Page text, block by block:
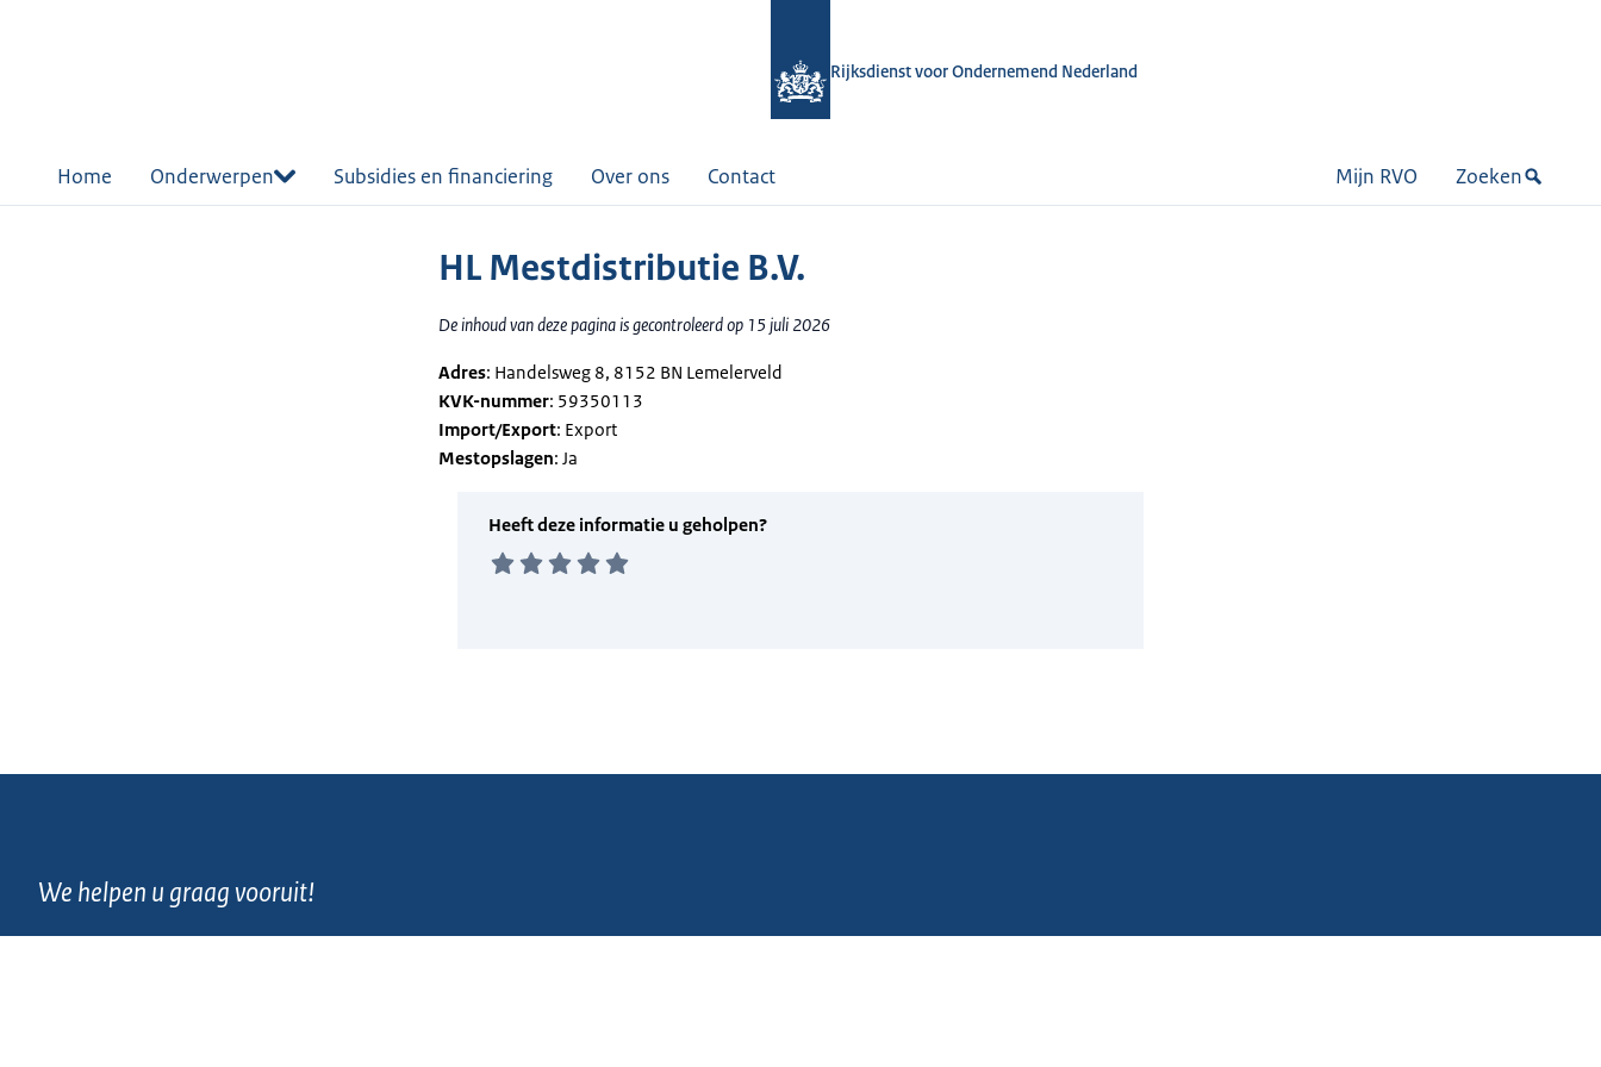
Rijksdienst voor Ondernemend Nederland
Home Onderwerpen Subsidies en financiering Over ons Contact Mijn RVO Zoeken
HL Mestdistributie B.V.
De inhoud van deze pagina is gecontroleerd op 15 juli 2026
Adres: Handelsweg 8, 8152 BN Lemelerveld
KVK-nummer: 59350113
Import/Export: Export
Mestopslagen: Ja
We helpen u graag vooruit!